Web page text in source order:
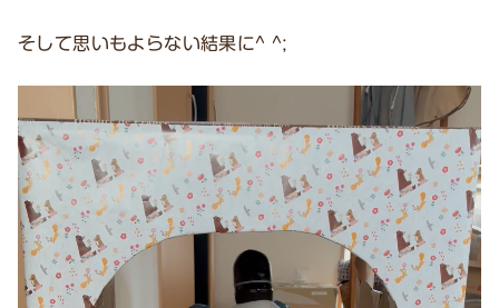
そして思いもよらない結果に^ ^;